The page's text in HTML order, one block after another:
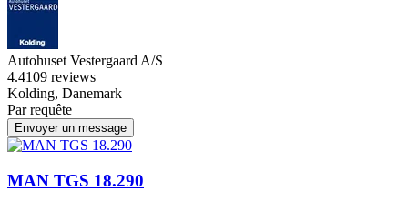
Autohuset Vestergaard A/S
4.4109 reviews
Kolding, Danemark
Par requête
Envoyer un message
MAN TGS 18.290